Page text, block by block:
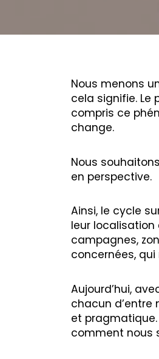
Nous menons
cela signifie. Le
compris ce
change.
Nous
en perspective.
Ainsi, le cycle
leur localisation
campagnes,
concernées,
Aujourd’hui,
chacun d’entre
et
comment nous